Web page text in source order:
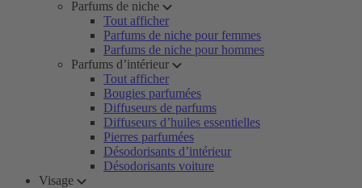
Parfums de niche
Tout afficher
Parfums de niche pour femmes
Parfums de niche pour hommes
Parfums d’intérieur
Tout afficher
Bougies parfumées
Diffuseurs de parfums
Diffuseurs d’huiles essentielles
Pierres parfumées
Désodorisants d’intérieur
Désodorisants voiture
Visage